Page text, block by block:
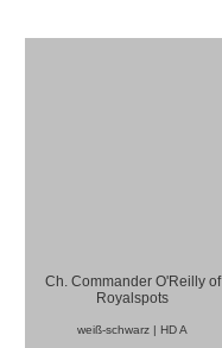
Ch. Commander O'Reilly of
Royalspots
weiß-schwarz | HD A